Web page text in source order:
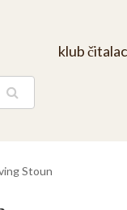
klub
Stoun